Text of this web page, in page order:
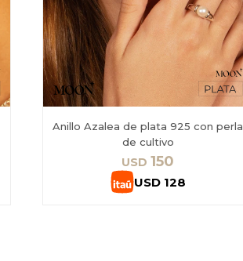
Anillo Azalea de plata 925 con perla
de cultivo
USD 150
USD 128